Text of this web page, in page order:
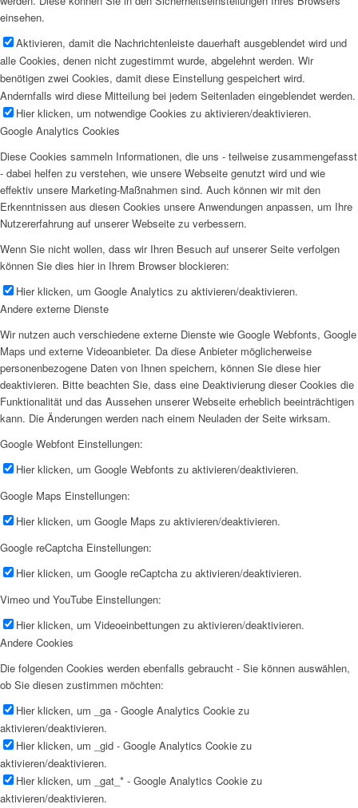
einsehen.
Aktivieren, damit die Nachrichtenleiste dauerhaft ausgeblendet wird und
alle Cookies, denen nicht zugestimmt wurde, abgelehnt werden. Wir
benötigen zwei Cookies, damit diese Einstellung gespeichert wird.
Andernfalls wird diese Mitteilung bei jedem Seitenladen eingeblendet werden.
Hier klicken, um notwendige Cookies zu aktivieren/deaktivieren.
Google Analytics Cookies
Diese Cookies sammeln Informationen, die uns - teilweise zusammengefasst
- dabei helfen zu verstehen, wie unsere Webseite genutzt wird und wie
effektiv unsere Marketing-Maßnahmen sind. Auch können wir mit den
Erkenntnissen aus diesen Cookies unsere Anwendungen anpassen, um Ihre
Nutzererfahrung auf unserer Webseite zu verbessern.
Wenn Sie nicht wollen, dass wir Ihren Besuch auf unserer Seite verfolgen
können Sie dies hier in Ihrem Browser blockieren:
Hier klicken, um Google Analytics zu aktivieren/deaktivieren.
Andere externe Dienste
Wir nutzen auch verschiedene externe Dienste wie Google Webfonts, Google
Maps und externe Videoanbieter. Da diese Anbieter möglicherweise
personenbezogene Daten von Ihnen speichern, können Sie diese hier
deaktivieren. Bitte beachten Sie, dass eine Deaktivierung dieser Cookies die
Funktionalität und das Aussehen unserer Webseite erheblich beeinträchtigen
kann. Die Änderungen werden nach einem Neuladen der Seite wirksam.
Google Webfont Einstellungen:
Hier klicken, um Google Webfonts zu aktivieren/deaktivieren.
Google Maps Einstellungen:
Hier klicken, um Google Maps zu aktivieren/deaktivieren.
Google reCaptcha Einstellungen:
Hier klicken, um Google reCaptcha zu aktivieren/deaktivieren.
Vimeo und YouTube Einstellungen:
Hier klicken, um Videoeinbettungen zu aktivieren/deaktivieren.
Andere Cookies
Die folgenden Cookies werden ebenfalls gebraucht - Sie können auswählen,
ob Sie diesen zustimmen möchten:
Hier klicken, um _ga - Google Analytics Cookie zu
aktivieren/deaktivieren.
Hier klicken, um _gid - Google Analytics Cookie zu
aktivieren/deaktivieren.
Hier klicken, um _gat_* - Google Analytics Cookie zu
aktivieren/deaktivieren.